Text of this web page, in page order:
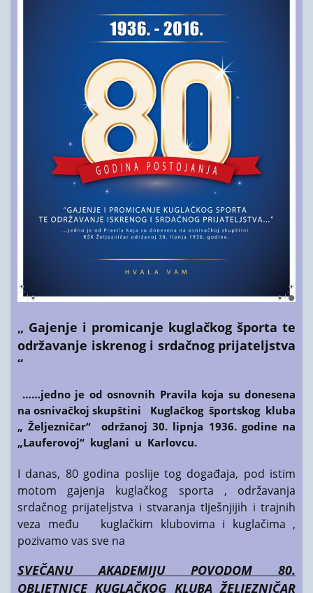
„ Gajenje i promicanje kuglačkog športa te
održavanje iskrenog i srdačnog prijateljstva
“
……jedno je od osnovnih Pravila koja su donesena
na osnivačkoj skupštini Kuglačkog športskog kluba
„ Željezničar“ održanoj 30. lipnja 1936. godine na
„Lauferovoj“ kuglani u Karlovcu.
I danas, 80 godina poslije tog događaja, pod istim
motom gajenja kuglačkog sporta , održavanja
srdačnog prijateljstva i stvaranja tIješnjijih i trajnih
veza među kuglačkim klubovima i kuglačima ,
pozivamo vas sve na
SVEČANU AKADEMIJU POVODOM 80.
OBLJETNICE KUGLAČKOG KLUBA ŽELJEZNIČAR